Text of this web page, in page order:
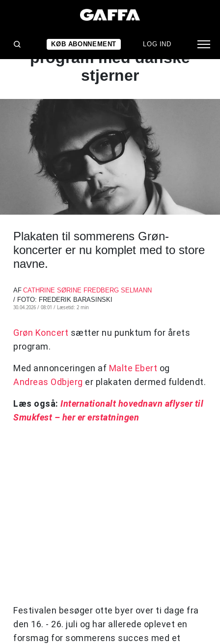
KØB ABONNEMENT LOG IND
NYHED
Grøn fuldender årets
program med danske
stjerner
Plakaten til sommerens Grøn-
koncerter er nu komplet med to store
navne.
AF CATHRINE SØRINE FREDBERG SELMANN
/ FOTO: FREDERIK BARASINSKI
30.04.2026 / 08:01 / Læsetid: 2 min
Grøn Koncert sætter nu punktum for årets
program.
Med annonceringen af Malte Ebert og
Andreas Odbjerg er plakaten dermed fuldendt.
Læs også: Internationalt hovednavn aflyser til
Smukfest – her er erstatningen
Festivalen besøger otte byer over ti dage fra
den 16. - 26. juli og har allerede oplevet en
forsmag for sommerens succes med et